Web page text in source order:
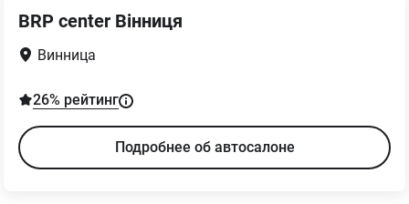
BRP center Вінниця
Винница
26% рейтинг
Подробнее об автосалоне